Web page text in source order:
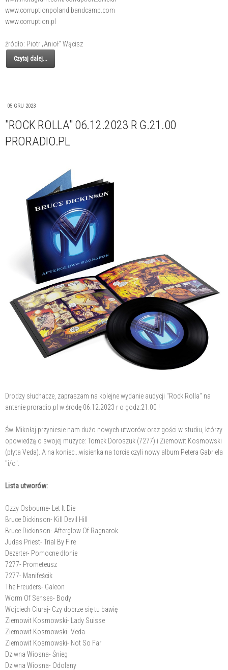
www.corruptionpoland.bandcamp.com
www.corruption.pl
źródło: Piotr „Anioł" Wącisz
Czytaj dalej...
05 GRU 2023
"ROCK ROLLA" 06.12.2023 R G.21.00
PRORADIO.PL
Drodzy słuchacze, zapraszam na kolejne wydanie audycji "Rock Rolla" na
antenie proradio.pl w środę 06.12.2023 r o godz.21.00 !
Św. Mikołaj przyniesie nam dużo nowych utworów oraz gości w studiu, którzy
opowiedzą o swojej muzyce: Tomek Doroszuk (7277) i Ziemowit Kosmowski
(płyta Veda). A na koniec...wisienka na torcie czyli nowy album Petera Gabriela
"i/o".
Lista utworów:
Ozzy Osbourne- Let It Die
Bruce Dickinson- Kill Devil Hill
Bruce Dickinson- Afterglow Of Ragnarok
Judas Priest- Trial By Fire
Dezerter- Pomocne dłonie
7277- Prometeusz
7277- Manifeścik
The Freuders- Galeon
Worm Of Senses- Body
Wojciech Ciuraj- Czy dobrze się tu bawię
Ziemowit Kosmowski- Lady Suisse
Ziemowit Kosmowski- Veda
Ziemowit Kosmowski- Not So Far
Dziwna Wiosna- Śnieg
Dziwna Wiosna- Odolany